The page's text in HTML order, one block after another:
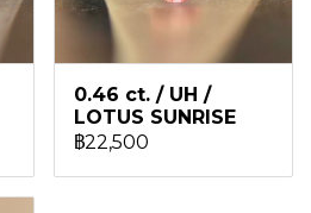
0.46 ct. / UH /
LOTUS SUNRISE
฿22,500